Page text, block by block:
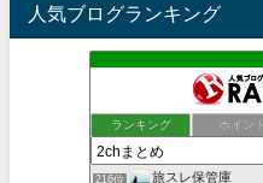
人気ブログランキング
ランキング ポイント
216位 旅スレ保管庫